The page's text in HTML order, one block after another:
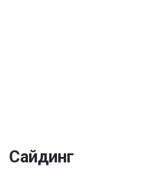
Сайдинг